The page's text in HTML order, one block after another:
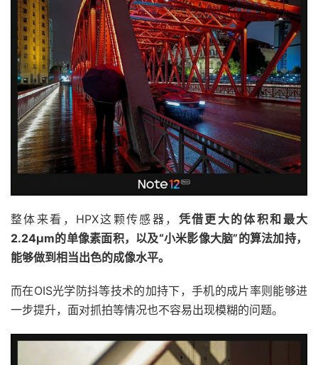
整体来看，HPX这颗传感器， 凭借更大的体积和最大
2.24μm的单像素面积，以及“小米影像大脑”的算法加持，
能够做到相当出色的成像水平。
而在OIS光学防抖等技术的加持下，手机的成片率则能够进
一步提升，面对抓拍等情况也不容易出现模糊的问题。